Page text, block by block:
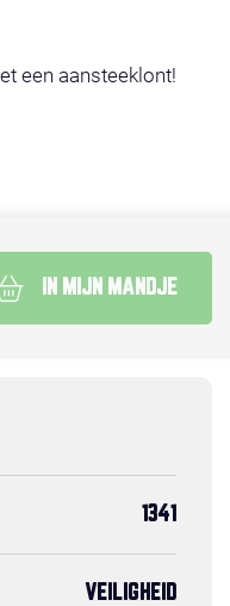
een aansteeklont!
IN MIJN MANDJE
1341
VEILIGHEID